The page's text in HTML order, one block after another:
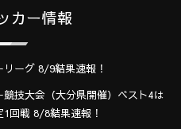
カー情報
ーグ 8/9結果速報！
技大会（大分県開催）ベスト4は
回戦 8/8結果速報！